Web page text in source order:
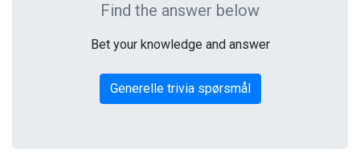
Find the answer below
Bet your knowledge and answer
Generelle trivia spørsmål